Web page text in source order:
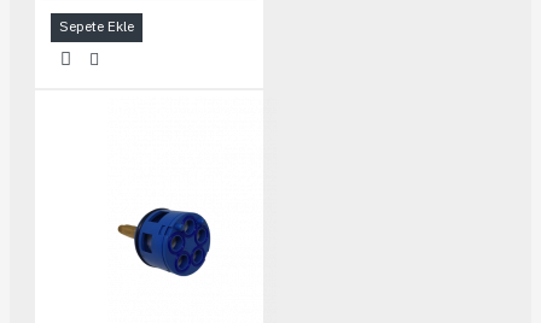
Sepete Ekle